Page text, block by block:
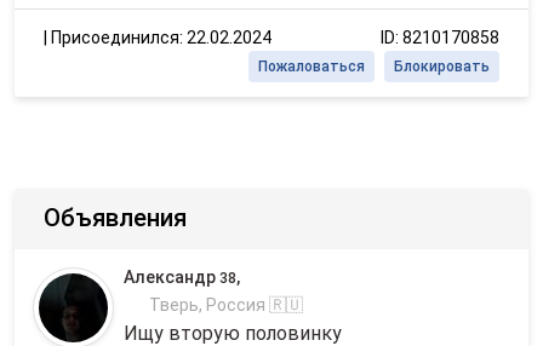
| Присоединился: 22.02.2024 ID: 8210170858
Блокировать
Пожаловаться
Объявления
Александр 38,
Тверь, Россия 🇷🇺
Ищу вторую половинку